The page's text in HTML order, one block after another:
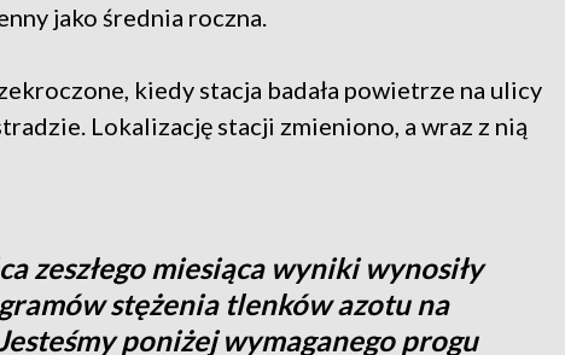
jako średnia roczna.
kiedy stacja badała powietrze na ulicy
Lokalizację stacji zmieniono, a wraz z nią
zeszłego miesiąca wyniki wynosiły
stężenia tlenków azotu na
poniżej wymaganego progu